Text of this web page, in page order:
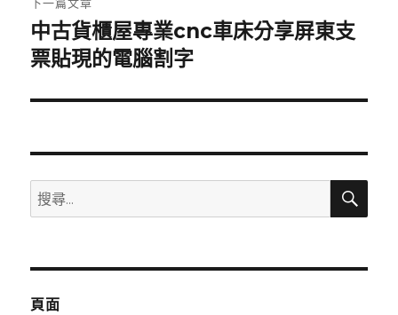
下
一
文
中古貨櫃屋專業cnc車床分享屏東支
票貼現的電腦割字
搜
尋
鍵
搜
頁面